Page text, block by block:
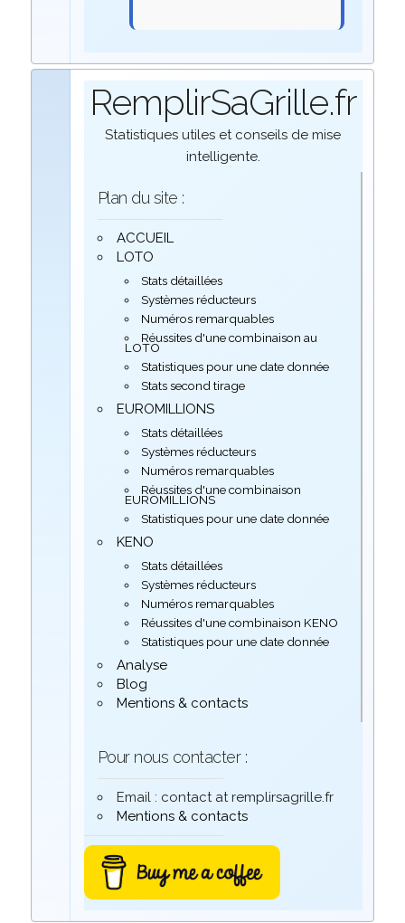
RemplirSaGrille.fr
Statistiques utiles et conseils de mise
intelligente.
Plan du site :
ACCUEIL
LOTO
Stats détaillées
Systèmes réducteurs
Numéros remarquables
Réussites d'une combinaison au
LOTO
Statistiques pour une date donnée
Stats second tirage
EUROMILLIONS
Stats détaillées
Systèmes réducteurs
Numéros remarquables
Réussites d'une combinaison
EUROMILLIONS
Statistiques pour une date donnée
KENO
Stats détaillées
Systèmes réducteurs
Numéros remarquables
Réussites d'une combinaison KENO
Statistiques pour une date donnée
Analyse
Blog
Mentions & contacts
Pour nous contacter :
Email : contact at remplirsagrille.fr
Mentions & contacts